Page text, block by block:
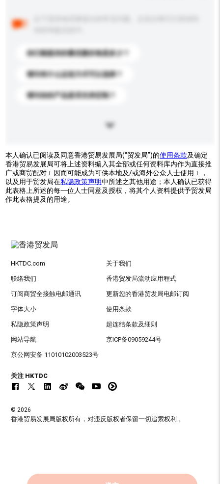
你们能提供的最优惠价格是多少？
请问有什么运送方式可以选择？
请问你的产品是否支持定制？
本人确认已阅读及同意香港贸易发展局(“贸发局”)的使用条款及确定
香港贸易发展局可将上述资料编入其全部或任何资料库内作为直接推
广或商贸配对﹝因而可能成为可供本地及/或海外公众人士使用﹞，
以及用于贸发局在私隐政策声明中所述之其他用途；本人确认已获得
此表格上所述的每一位人士同意及授权，将其个人资料提供予贸发局
作此表格提及的用途。
HKTDC.com 关于我们
联络我们 香港贸发局流动应用程式
订阅商贸全接触电邮通讯 更新您的香港贸发局电邮订阅
字体大小 使用条款
私隐政策声明 超连结条款及细则
网站导航 京ICP备09059244号
京公网安备 11010102003523号
关注 HKTDC
© 2026
香港贸易发展局版权所有，对违反版权者保留一切追索权利 。